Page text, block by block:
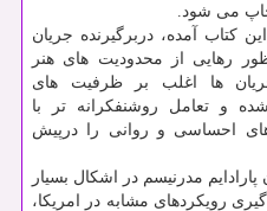
می شود.
کتاب آمده، دربرگیرنده جریان
رهایی از محدودیت های هنر
ها اغلب بر ظرفیت های
و تعامل روشنفکرانه تر با
احساسی و روانی را درپیش
مدرنیسم در اشکال بسیار
رویکردهای مشابه در امریکا،